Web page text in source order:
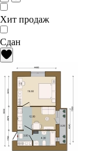
Хит продаж
Сдан